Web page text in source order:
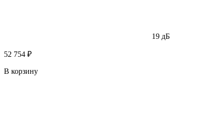
19 дБ
52 754 ₽
В корзину